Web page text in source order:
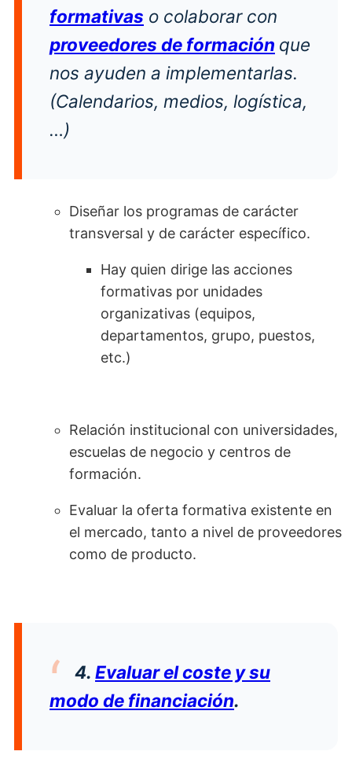
formativas o colaborar con
proveedores de formación que
nos ayuden a implementarlas.
(Calendarios, medios, logística,
…)
Diseñar los programas de carácter
transversal y de carácter específico.
Hay quien dirige las acciones
formativas por unidades
organizativas (equipos,
departamentos, grupo, puestos,
etc.)
Relación institucional con universidades,
escuelas de negocio y centros de
formación.
Evaluar la oferta formativa existente en
el mercado, tanto a nivel de proveedores
como de producto.
4. Evaluar el coste y su
modo de financiación.